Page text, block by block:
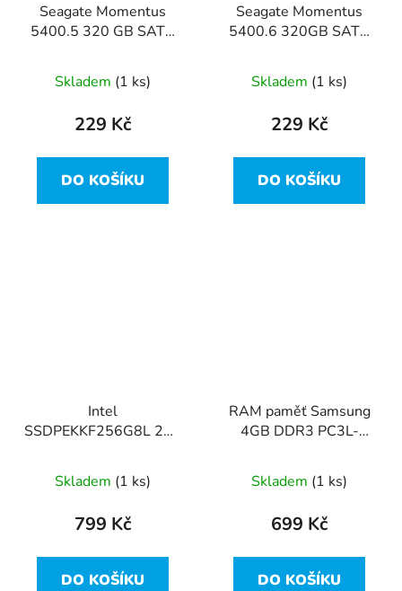
Seagate Momentus
5400.5 320 GB SATA
ST9320320AS
Skladem (1 ks)
229 Kč
DO KOŠÍKU
Seagate Momentus
5400.6 320GB SATA
(ST9320325AS)
Skladem (1 ks)
229 Kč
DO KOŠÍKU
Intel
SSDPEKKF256G8L 256
Skladem (1 ks)
799 Kč
DO KOŠÍKU
RAM paměť Samsung
4GB DDR3 PC3L-
Skladem (1 ks)
699 Kč
DO KOŠÍKU